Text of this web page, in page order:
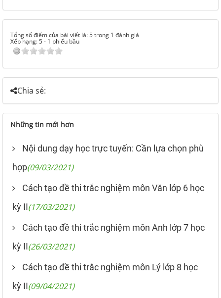
Tổng số điểm của bài viết là: 5 trong 1 đánh giá
Xếp hạng:5- 1 phiếu bầu
Chia sẻ:
Những tin mới hơn
Nội dung dạy học trực tuyến: Cần lựa chọn phù
hợp(09/03/2021)
Cách tạo đề thi trắc nghiệm môn Văn lớp 6 học
kỳ II(17/03/2021)
Cách tạo đề thi trắc nghiệm môn Anh lớp 7 học
kỳ II(26/03/2021)
Cách tạo đề thi trắc nghiệm môn Lý lớp 8 học
kỳ II(09/04/2021)